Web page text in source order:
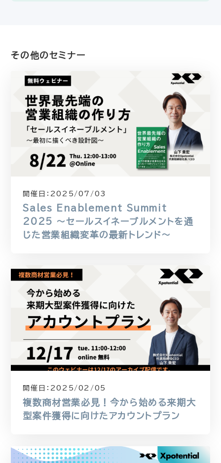
その他のセミナー
開催日： 2025/07/03
Sales Enablement Summit
2025 〜セールスイネーブルメントを通
じた営業組織変革の最新トレンド〜
開催日： 2025/02/05
複数商材営業必見！今から始める来期大
型案件獲得に向けたアカウントプラン